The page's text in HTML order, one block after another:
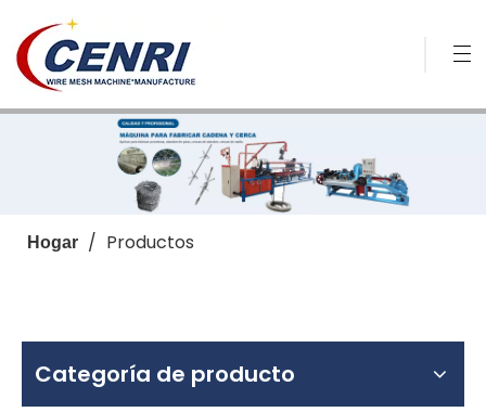
Hogar / Productos
Categoría de producto